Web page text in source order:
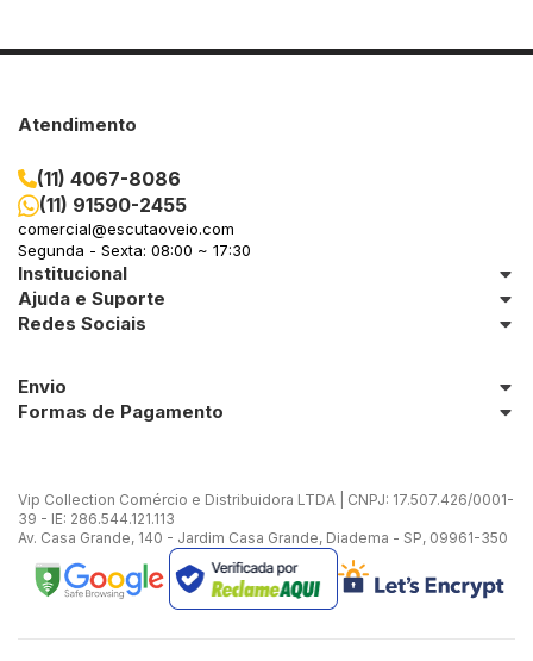
Atendimento
(11) 4067-8086
(11) 91590-2455
comercial@escutaoveio.com
Segunda - Sexta: 08:00 ~ 17:30
Institucional
Ajuda e Suporte
Redes Sociais
Envio
Formas de Pagamento
Vip Collection Comércio e Distribuidora LTDA | CNPJ: 17.507.426/0001-
39 - IE: 286.544.121.113
Av. Casa Grande, 140 - Jardim Casa Grande, Diadema - SP, 09961-350